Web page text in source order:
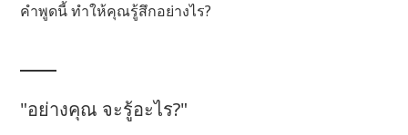
คำพูดนี้ ทำให้คุณรู้สึกอย่างไร?
"อย่างคุณ จะรู้อะไร?"